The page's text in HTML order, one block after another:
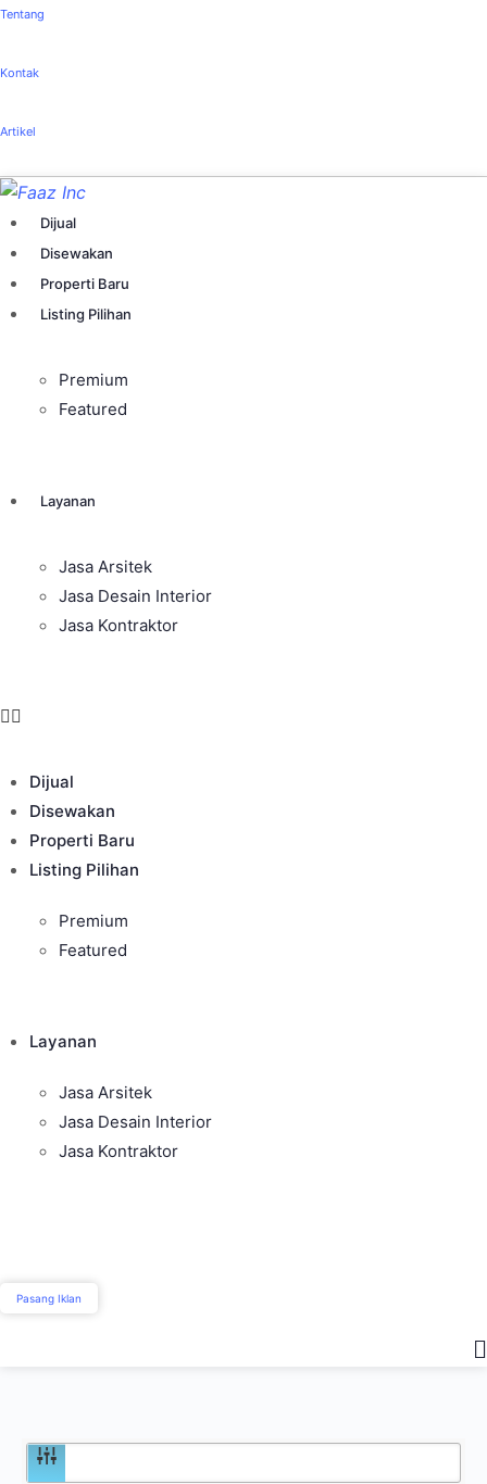
Tentang
Kontak
Artikel
Dijual
Disewakan
Properti Baru
Listing Pilihan
Premium
Featured
Layanan
Jasa Arsitek
Jasa Desain Interior
Jasa Kontraktor
Dijual
Disewakan
Properti Baru
Listing Pilihan
Premium
Featured
Layanan
Jasa Arsitek
Jasa Desain Interior
Jasa Kontraktor
Pasang Iklan